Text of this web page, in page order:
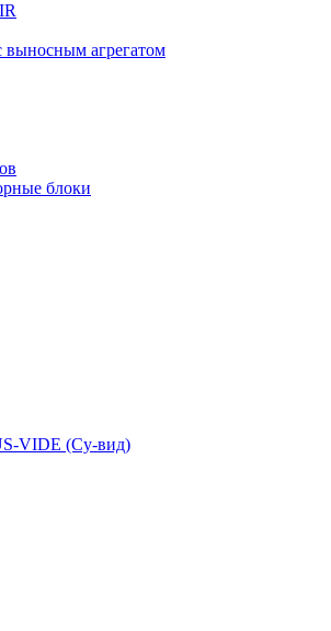
выносным агрегатом
блоки
VIDE (Су-вид)